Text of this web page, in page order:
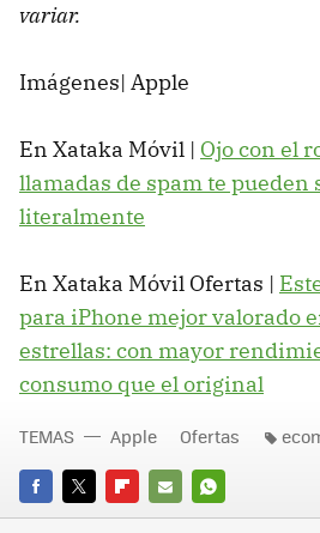
variar.
Imágenes| Apple
En Xataka Móvil | Ojo con el
llamadas de spam te pueden
literalmente
En Xataka Móvil Ofertas |
para iPhone mejor valorado
estrellas: con mayor
consumo que el original
FACEBOOK
TWITTERFLIPBOARD
E-
WHATSAPP
TEMAS Apple Ofertas